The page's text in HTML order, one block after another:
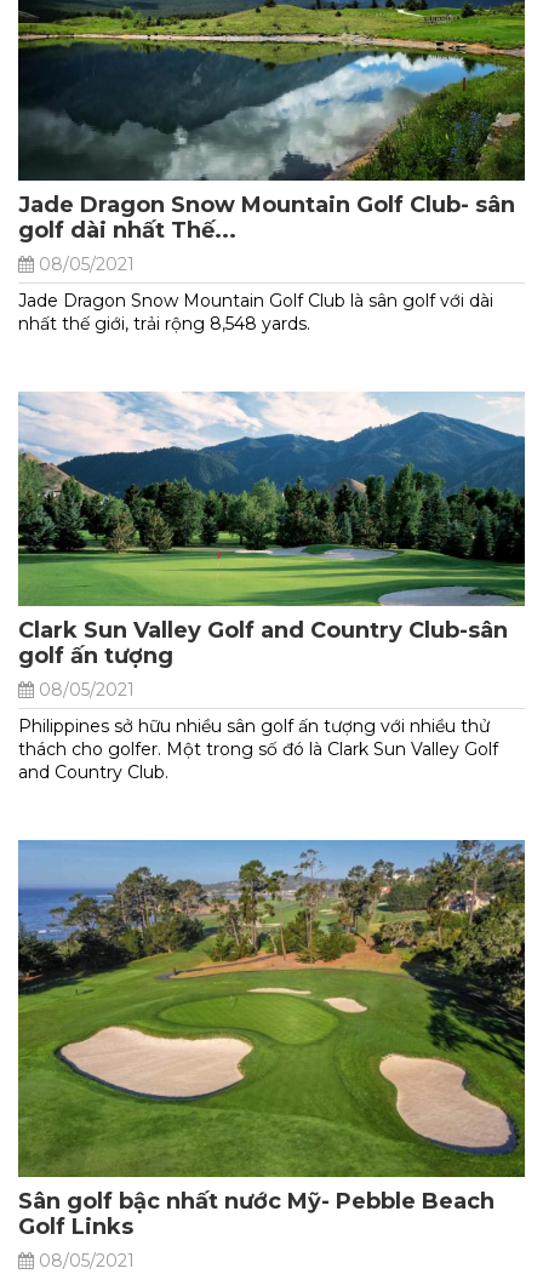
Jade Dragon Snow Mountain Golf Club- sân
golf dài nhất Thế...
08/05/2021
Jade Dragon Snow Mountain Golf Club là sân golf với dài
nhất thế giới, trải rộng 8,548 yards.
Clark Sun Valley Golf and Country Club-sân
golf ấn tượng
08/05/2021
Philippines sở hữu nhiều sân golf ấn tượng với nhiều thử
thách cho golfer. Một trong số đó là Clark Sun Valley Golf
and Country Club.
Sân golf bậc nhất nước Mỹ- Pebble Beach
Golf Links
08/05/2021